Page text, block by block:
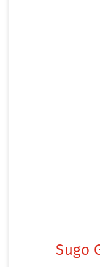
Sugo